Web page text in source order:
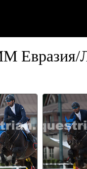
Евразия/